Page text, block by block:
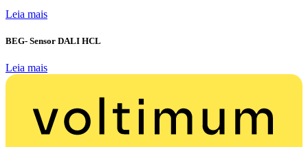
Leia mais
BEG- Sensor DALI HCL
Leia mais